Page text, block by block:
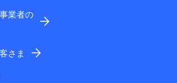
業者の
さま